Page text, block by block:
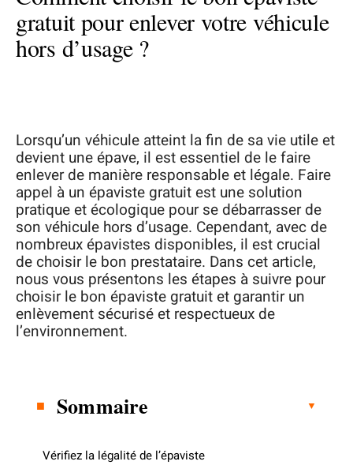
gratuit pour enlever votre véhicule
hors d’usage ?
Lorsqu’un véhicule atteint la fin de sa vie utile et
devient une épave, il est essentiel de le faire
enlever de manière responsable et légale. Faire
appel à un épaviste gratuit est une solution
pratique et écologique pour se débarrasser de
son véhicule hors d’usage. Cependant, avec de
nombreux épavistes disponibles, il est crucial
de choisir le bon prestataire. Dans cet article,
nous vous présentons les étapes à suivre pour
choisir le bon épaviste gratuit et garantir un
enlèvement sécurisé et respectueux de
l’environnement.
Sommaire
Vérifiez la légalité de l’épaviste